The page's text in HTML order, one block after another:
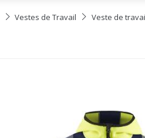
Vestes de Travail Veste de